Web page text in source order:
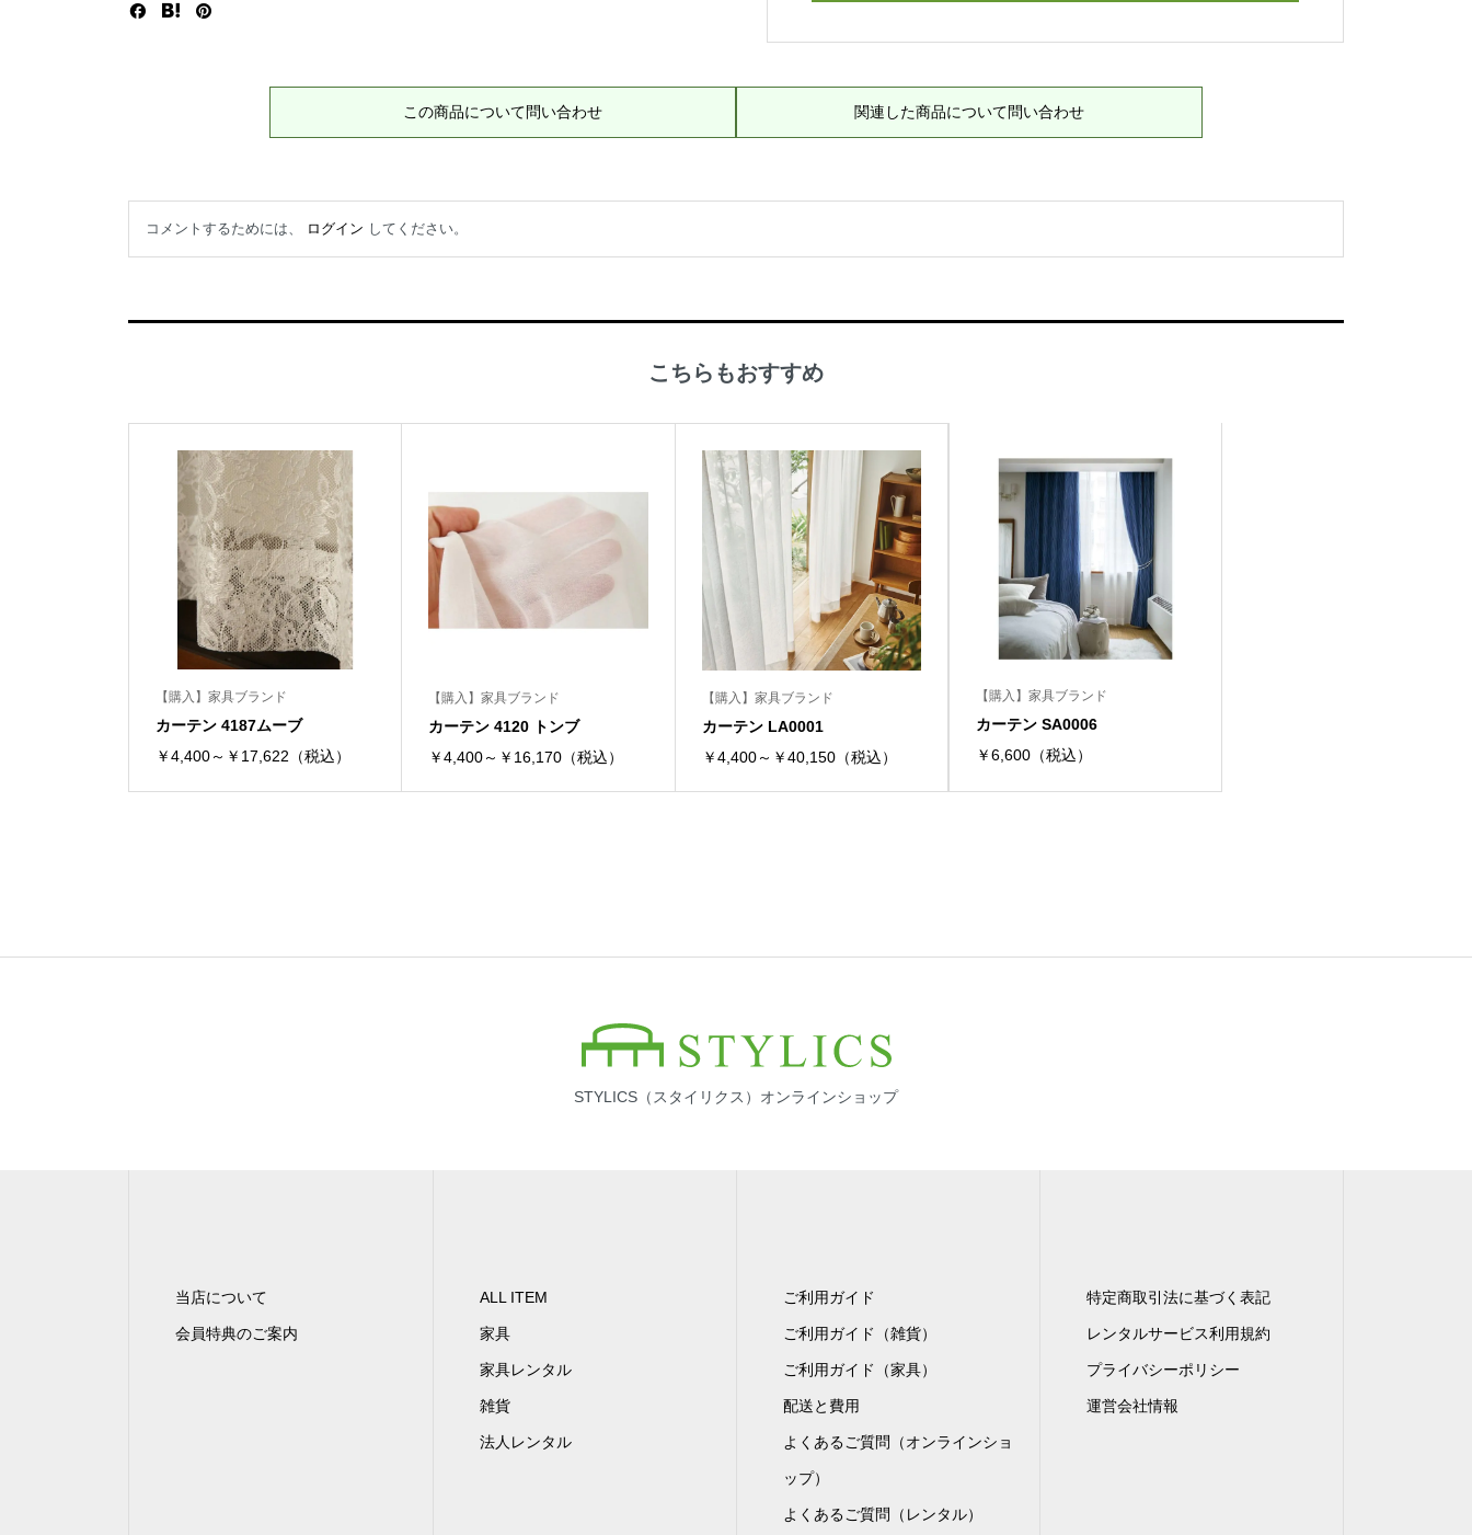
この商品について問い合わせ 関連した商品について問い合わせ
コメントするためには、 ログイン してください。
こちらもおすすめ
【購入】家具ブランド
カーテン 4187ムーブ
￥4,400～￥17,622（税込）
【購入】家具ブランド
カーテン 4120 トンブ
￥4,400～￥16,170（税込）
【購入】家具ブランド
カーテン LA0001
￥4,400～￥40,150（税込）
【購入】家具ブランド
カーテン SA0006
￥6,600（税込）
STYLICS（スタイリクス）オンラインショップ
当店について
会員特典のご案内
ALL ITEM
家具
家具レンタル
雑貨
法人レンタル
ご利用ガイド
ご利用ガイド（雑貨）
ご利用ガイド（家具）
配送と費用
よくあるご質問（オンラインショ
ップ）
よくあるご質問（レンタル）
特定商取引法に基づく表記
レンタルサービス利用規約
プライバシーポリシー
運営会社情報